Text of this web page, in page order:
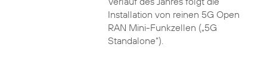
Installation von reinen 5G Open
RAN Mini-Funkzellen („5G
Standalone“).